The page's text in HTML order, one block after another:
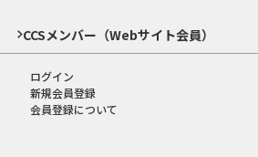
CCSメンバー（Webサイト会員）
ログイン
新規会員登録
会員登録について